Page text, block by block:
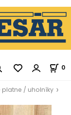
0
platne / uholníky